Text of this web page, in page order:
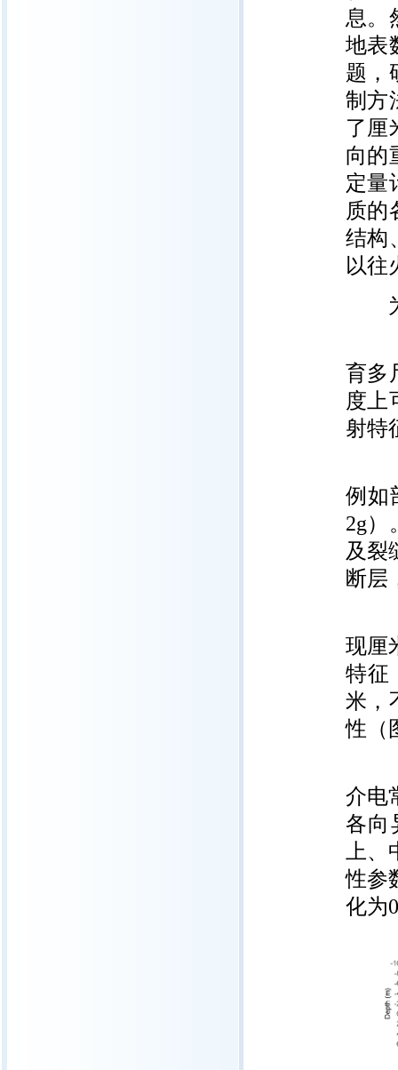
息。
地表
题，
制方
了厘
向的
定量
质的
结构
以往
为
育多
度上
射特
例如
2g）
及裂
断层
现厘
特征
米，
性（
介电
各向
上、
性参
化为